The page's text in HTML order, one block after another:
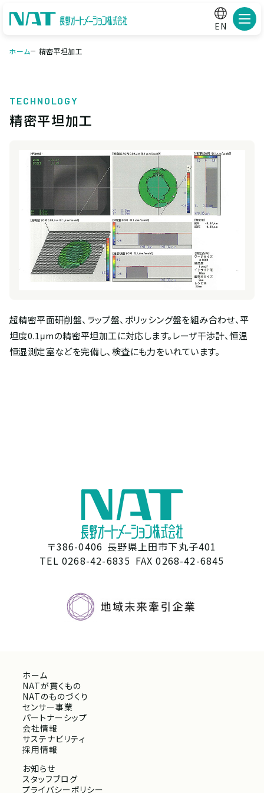
EN メニ
ホーム 精密平坦加工
TECHNOLOGY
精密平坦加工
超精密平面研削盤、ラップ盤、ポリッシング盤を組み合わせ、平
坦度0.1μmの精密平坦加工に対応します。レーザ干渉計、恒温
恒湿測定室などを完備し、検査にも力をいれています。
〒386-0406 長野県上田市下丸子401
TEL 0268-42-6835 FAX 0268-42-6845
ホーム
NATが貫くもの
NATのものづくり
センサー事業
パートナーシップ
会社情報
サステナビリティ
採用情報
お知らせ
スタッフブログ
プライバシーポリシー